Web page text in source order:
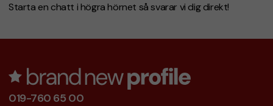
Starta en chatt i högra hörnet så svarar vi dig direkt!
019-760 65 00